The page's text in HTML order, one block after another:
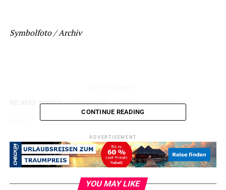
Symbolfoto / Archiv
RELATED TOPICS: BLAULICHT DIEBSTAHL NEWS
Drei Verletzte bei Unfall in Volmarstein
DON'T MISS
Mofafahrer baut Unfall im Drogenrausch
CONTINUE READING
ADVERTISEMENT
YOU MAY LIKE